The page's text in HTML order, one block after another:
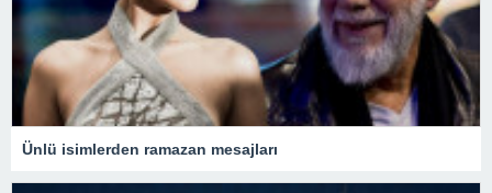
Ünlü isimlerden ramazan mesajları